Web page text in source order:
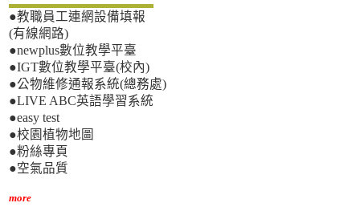
●教職員工連網設備填報
(有線網路)
●newplus數位教學平臺
●IGT數位教學平臺(校內)
●公物維修通報系統(總務處)
●LIVE ABC英語學習系統
●easy test
●校園植物地圖
●粉絲專頁
●空氣品質
more